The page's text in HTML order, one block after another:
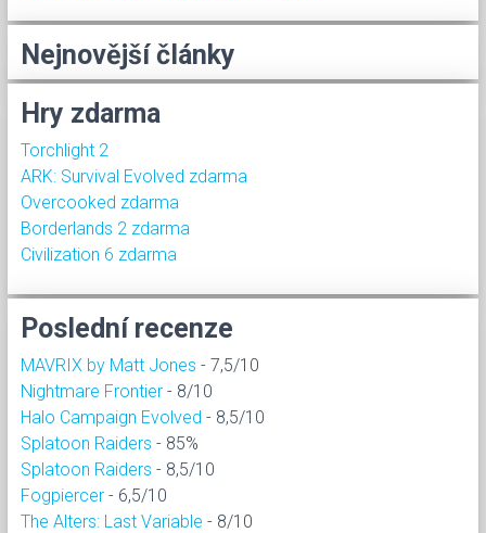
Nejnovější články
Hry zdarma
Torchlight 2
ARK: Survival Evolved zdarma
Overcooked zdarma
Borderlands 2 zdarma
Civilization 6 zdarma
Poslední recenze
MAVRIX by Matt Jones - 7,5/10
Nightmare Frontier - 8/10
Halo Campaign Evolved - 8,5/10
Splatoon Raiders - 85%
Splatoon Raiders - 8,5/10
Fogpiercer - 6,5/10
The Alters: Last Variable - 8/10